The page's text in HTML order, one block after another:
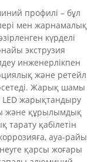
профилі – бұл
мен жарнамалық
күрделі
экструзия
инженерлікпен
және ретейл
Жарық шамы
жарықтандыру
және құрылымдық
қабілетін
ауа-райы
қарсы жоғары